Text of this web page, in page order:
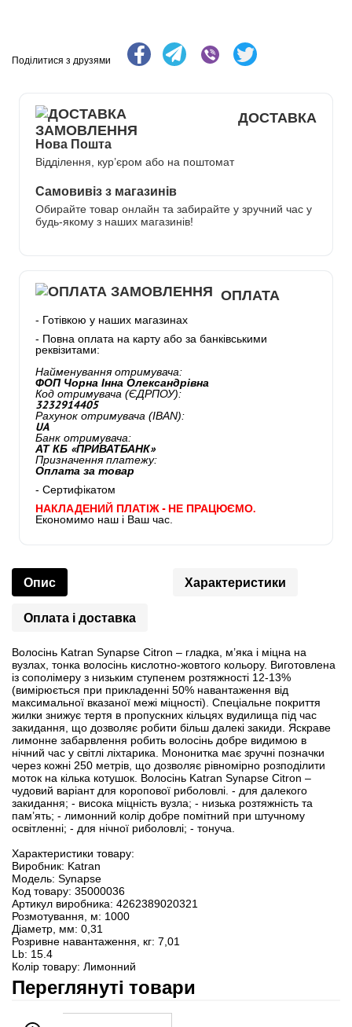
Поділитися з друзями
ДОСТАВКА
Нова Пошта
Відділення, кур’єром або на поштомат
Самовивіз з магазинів
Обирайте товар онлайн та забирайте у зручний час у
будь-якому з наших магазинів!
ОПЛАТА
- Готівкою у наших магазинах
- Повна оплата на карту або за банківськими
реквізитами:
Найменування отримувача:
ФОП Чорна Інна Олександрівна
Код отримувача (ЄДРПОУ):
3232914405
Рахунок отримувача (IBAN):
UA
Банк отримувача:
АТ КБ «ПРИВАТБАНК»
Призначення платежу:
Оплата за товар
- Сертифікатом
НАКЛАДЕНИЙ ПЛАТІЖ - НЕ ПРАЦЮЄМО.
Економимо наш і Ваш час.
Опис Характеристики
Оплата і доставка
Волосінь Katran Synapse Citron – гладка, м’яка і міцна на
вузлах, тонка волосінь кислотно-жовтого кольору. Виготовлена
із сополімеру з низьким ступенем розтяжності 12-13%
(вимірюється при прикладенні 50% навантаження від
максимальної вказаної межі міцності). Спеціальне покриття
жилки знижує тертя в пропускних кільцях вудилища під час
закидання, що дозволяє робити більш далекі закиди. Яскраве
лимонне забарвлення робить волосінь добре видимою в
нічний час у світлі ліхтарика. Мононитка має зручні позначки
через кожні 250 метрів, що дозволяє рівномірно розподілити
моток на кілька котушок. Волосінь Katran Synapse Citron –
чудовий варіант для коропової риболовлі. - для далекого
закидання; - висока міцність вузла; - низька розтяжність та
пам’ять; - лимонний колір добре помітний при штучному
освітленні; - для нічної риболовлі; - тонуча.
Характеристики товару:
Виробник: Katran
Модель: Synapse
Код товару: 35000036
Артикул виробника: 4262389020321
Розмотування, м: 1000
Діаметр, мм: 0,31
Розривне навантаження, кг: 7,01
Lb: 15.4
Колір товару: Лимонний
Переглянуті товари